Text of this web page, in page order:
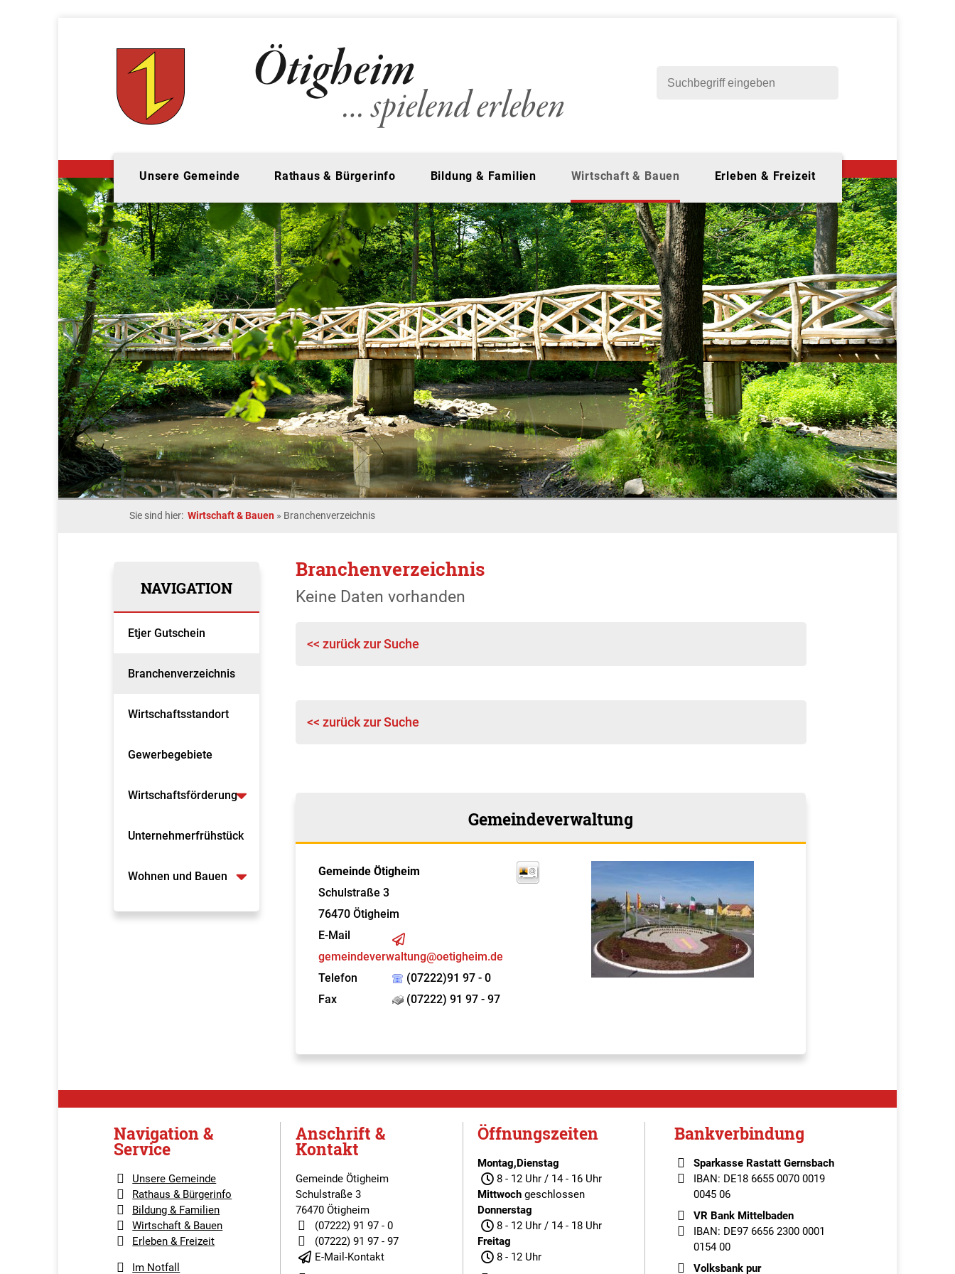
Unsere Gemeinde Rathaus & Bürgerinfo Bildung & Familien Wirtschaft & Bauen Erleben & Freizeit
Sie sind hier: Wirtschaft & Bauen » Branchenverzeichnis
NAVIGATION
Etjer Gutschein
Branchenverzeichnis
Wirtschaftsstandort
Gewerbegebiete
Wirtschaftsförderung
Unternehmerfrühstück
Wohnen und Bauen
Branchenverzeichnis
Keine Daten vorhanden
<< zurück zur Suche
<< zurück zur Suche
Gemeindeverwaltung
Gemeinde Ötigheim
Schulstraße 3
76470 Ötigheim
E-Mail
gemeindeverwaltung@oetigheim.de
Telefon
(07222)91 97 - 0
Fax
(07222) 91 97 - 97
Navigation &
Service
Unsere Gemeinde
Rathaus & Bürgerinfo
Bildung & Familien
Wirtschaft & Bauen
Erleben & Freizeit
Im Notfall
Anschrift &
Kontakt
Gemeinde Ötigheim
Schulstraße 3
76470 Ötigheim
(07222) 91 97 - 0
(07222) 91 97 - 97
E-Mail-Kontakt
Öffnungszeiten
Montag,Dienstag
8 - 12 Uhr / 14 - 16 Uhr
Mittwoch geschlossen
Donnerstag
8 - 12 Uhr / 14 - 18 Uhr
Freitag
8 - 12 Uhr
Bankverbindung
Sparkasse Rastatt Gernsbach
IBAN: DE18 6655 0070 0019
0045 06
VR Bank Mittelbaden
IBAN: DE97 6656 2300 0001
0154 00
Volksbank pur